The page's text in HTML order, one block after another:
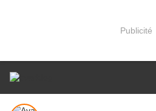
Publicité